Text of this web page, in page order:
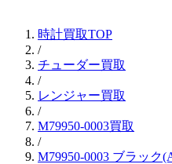
時計買取TOP
/
チューダー買取
/
レンジャー買取
/
M79950-0003買取
/
M79950-0003 ブラッ